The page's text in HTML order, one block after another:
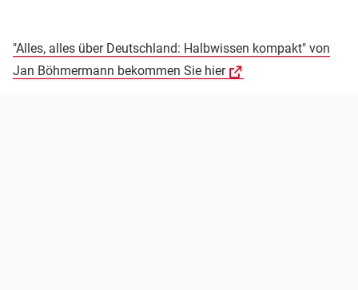
"Alles, alles über Deutschland: Halbwissen kompakt" von
Jan Böhmermann bekommen Sie hier